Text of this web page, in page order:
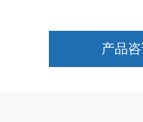
产品